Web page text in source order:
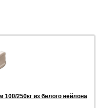
250кг из белого нейлона